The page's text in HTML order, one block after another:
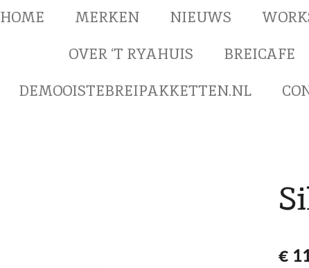
HOME MERKEN NIEUWS
OVER ‘T RYAHUIS
BREICAFE
DEMOOISTEBREIPAKKETTEN.NL
€